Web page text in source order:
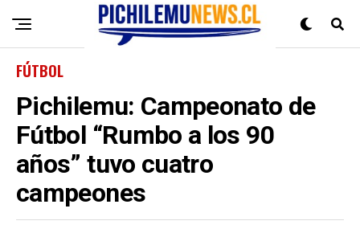
FÚTBOL
Pichilemu: Campeonato de
Fútbol “Rumbo a los 90
años” tuvo cuatro
campeones